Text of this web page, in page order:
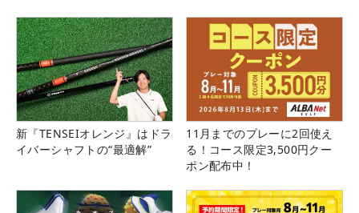
新『TENSEIオレンジ』はドラ
イバーシャフトの“最適解”
11月までのプレーに2回使え
る！コース限定3,500円クー
ポン配布中！